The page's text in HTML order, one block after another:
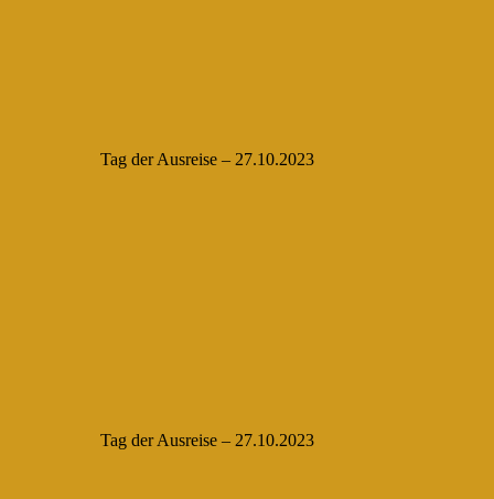
Tag der Ausreise – 27.10.2023
Tag der Ausreise – 27.10.2023